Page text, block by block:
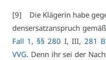
[9] Die Klä­ge­rin ha­be
dens­er­satz­an­spruch ge­mäß
Fall 1 , §§ 280 I, III, 281
VVG. Denn ihr sei der